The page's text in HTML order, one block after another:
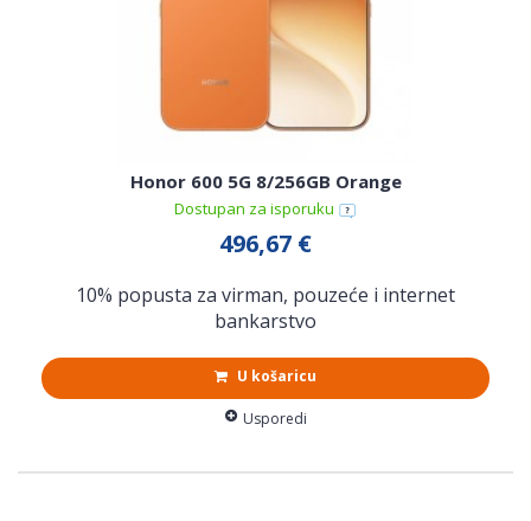
Honor 600 5G 8/256GB Orange
Dostupan za isporuku
496,67 €
10% popusta za virman, pouzeće i internet
bankarstvo
U košaricu
Usporedi